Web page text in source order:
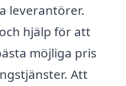
leverantörer.
hjälp för att
möjliga pris
Att